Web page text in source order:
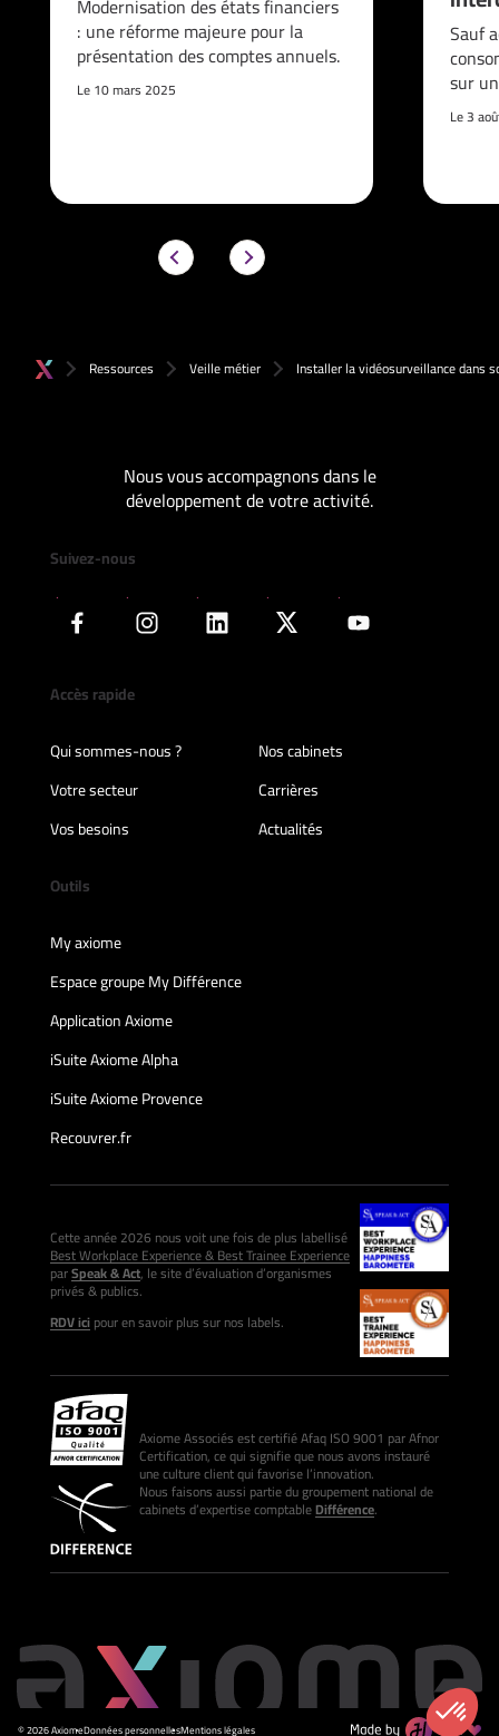
Modernisation des états financiers
: une réforme majeure pour la
présentation des comptes annuels.
Le 10 mars 2025
Sauf
sur
Le 3
Ressources Veille métier Installer la vidéosurveillance dans
Nous vous accompagnons dans le
développement de votre activité.
Suivez-nous
Accès rapide
Qui sommes-nous ?
Nos cabinets
Votre secteur
Carrières
Vos besoins
Actualités
Outils
My axiome
Espace groupe My Différence
Application Axiome
iSuite Axiome Alpha
iSuite Axiome Provence
Recouvrer.fr
Cette année 2026 nous voit une fois de plus labellisé
Best Workplace Experience & Best Trainee Experience
parSpeak & Act, le site d’évaluation d’organismes
privés & publics.
RDV icipour en savoir plus sur nos labels.
Axiome Associés est certifié Afaq ISO 9001 par Afnor
Certification, ce qui signifie que nous avons instauré
une culture client qui favorise l’innovation.
Nous faisons aussi partie du groupement national de
cabinets d’expertise comptableDifférence.
© 2026 AxiomeDonnées personnellesMentions légales